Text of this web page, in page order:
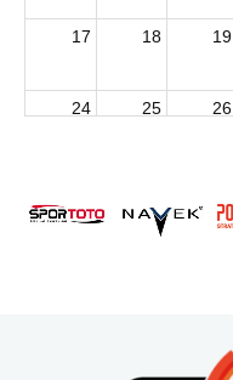
17 18 19
24 25 26